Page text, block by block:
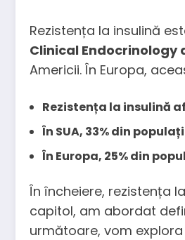
Rezistența la insulină
Clinical Endocrinology
Americii. În Europa,
Rezistența la insulină
În SUA, 33% din
În Europa, 25% din
În încheiere, rezistența
capitol, am abordat
următoare, vom